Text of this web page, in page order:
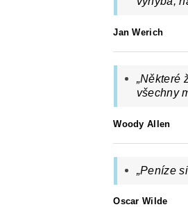
Jan Werich
„Některé
všechny
Woody Allen
„Peníze
Oscar Wilde